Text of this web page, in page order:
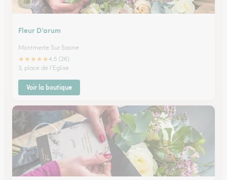
Fleur D’arum
Montmerle Sur Saone
★★★★★4.5 (26)
3, place de l'Eglise
Voir la boutique